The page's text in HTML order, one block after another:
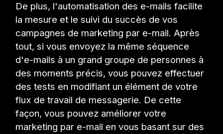
De plus, l'automatisation des e-mails facilite
la mesure et le suivi du succès de vos
campagnes de marketing par e-mail. Après
tout, si vous envoyez la même séquence
d'e-mails à un grand groupe de personnes à
des moments précis, vous pouvez effectuer
des tests en modifiant un élément de votre
flux de travail de messagerie. De cette
façon, vous pouvez améliorer votre
marketing par e-mail en vous basant sur des